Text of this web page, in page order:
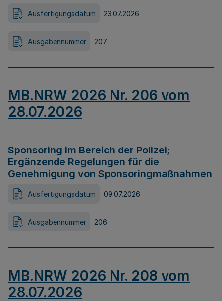
Ausfertigungsdatum 23.07.2026
Ausgabennummer 207
MB.NRW 2026 Nr. 206 vom
28.07.2026
Sponsoring im Bereich der Polizei;
Ergänzende Regelungen für die
Genehmigung von Sponsoringmaßnahmen
Ausfertigungsdatum 09.07.2026
Ausgabennummer 206
MB.NRW 2026 Nr. 208 vom
28.07.2026